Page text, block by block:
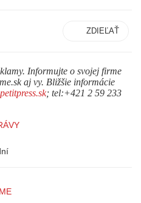
ZDIEĽAŤ
Informujte o svojej firme
aj vy. Bližšie informácie
; tel:+421 2 59 233